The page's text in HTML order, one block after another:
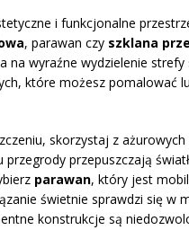
i funkcjonalne
, parawan czy szklana
na wyraźne wydzielenie
które możesz pomalować
skorzystaj z
przepuszczają
parawan, który jest
świetnie sprawdzi się w
konstrukcje są